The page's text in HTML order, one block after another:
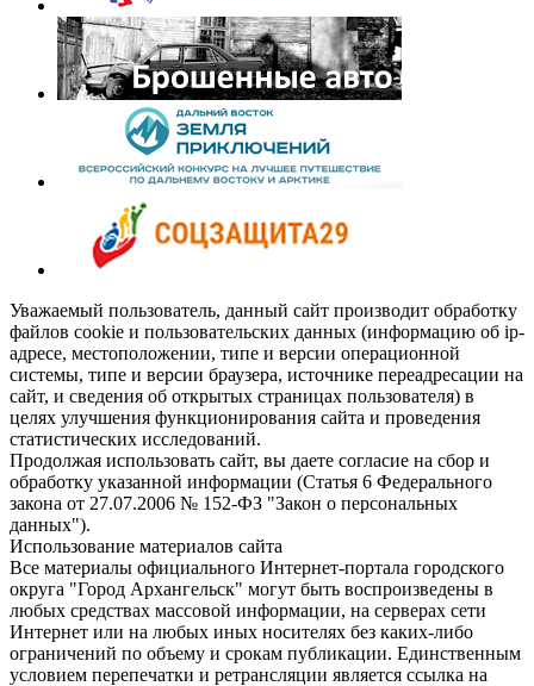
Уважаемый пользователь, данный сайт производит обработку
файлов cookie и пользовательских данных (информацию об ip-
адресе, местоположении, типе и версии операционной
системы, типе и версии браузера, источнике переадресации на
сайт, и сведения об открытых страницах пользователя) в
целях улучшения функционирования сайта и проведения
статистических исследований.
Продолжая использовать сайт, вы даете согласие на сбор и
обработку указанной информации (Статья 6 Федерального
закона от 27.07.2006 № 152-ФЗ "Закон о персональных
данных").
Использование материалов сайта
Все материалы официального Интернет-портала городского
округа "Город Архангельск" могут быть воспроизведены в
любых средствах массовой информации, на серверах сети
Интернет или на любых иных носителях без каких-либо
ограничений по объему и срокам публикации. Единственным
условием перепечатки и ретрансляции является ссылка на